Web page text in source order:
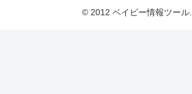
© 2012 ベイビー情報ツール.